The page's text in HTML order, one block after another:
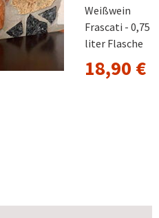
Weißwein
Frascati - 0,75
liter Flasche
18,90 €